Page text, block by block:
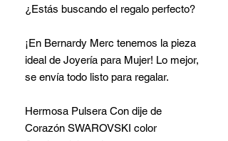
¿Estás buscando el regalo perfecto?
¡En Bernardy Merc tenemos la pieza
ideal de Joyería para Mujer! Lo mejor,
se envía todo listo para regalar.
Hermosa Pulsera Con dije de
Corazón SWAROVSKI color